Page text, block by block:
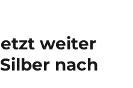
weiter
nach